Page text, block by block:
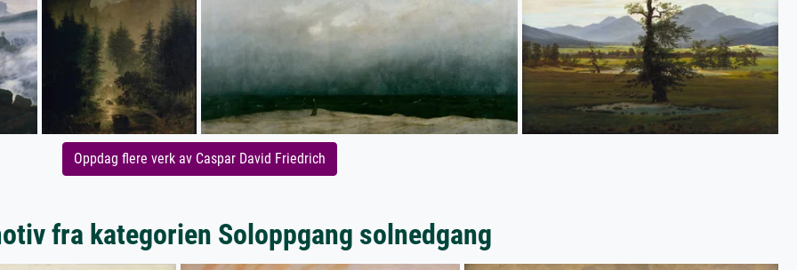
Oppdag flere verk av Caspar David Friedrich
fra kategorien Soloppgang solnedgang